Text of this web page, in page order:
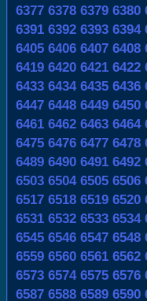
6377 6378 6379 6380
6391 6392 6393 6394
6405 6406 6407 6408
6419 6420 6421 6422
6433 6434 6435 6436
6447 6448 6449 6450
6461 6462 6463 6464
6475 6476 6477 6478
6489 6490 6491 6492
6503 6504 6505 6506
6517 6518 6519 6520
6531 6532 6533 6534
6545 6546 6547 6548
6559 6560 6561 6562
6573 6574 6575 6576
6587 6588 6589 6590